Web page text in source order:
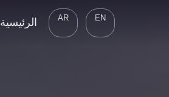
EN
AR الرئيسية